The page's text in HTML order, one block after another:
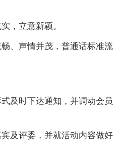
，立意新颖。
声情并茂，普通话标准流
时下达通知，并调动会员
评委，并就活动内容做好